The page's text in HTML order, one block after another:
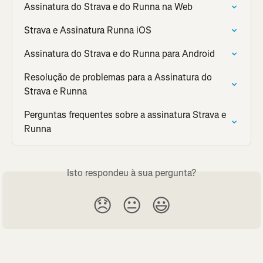
Assinatura do Strava e do Runna na Web
Strava e Assinatura Runna iOS
Assinatura do Strava e do Runna para Android
Resolução de problemas para a Assinatura do
Strava e Runna
Perguntas frequentes sobre a assinatura Strava e
Runna
Isto respondeu à sua pergunta?
😞 😐 😃